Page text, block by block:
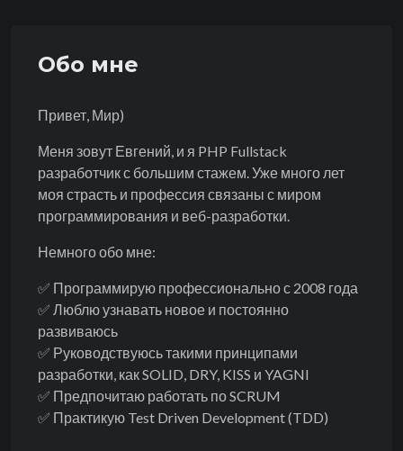
Обо мне
Привет, Мир)
Меня зовут Евгений, и я PHP Fullstack
разработчик с большим стажем. Уже много лет
моя страсть и профессия связаны с миром
программирования и веб-разработки.
Немного обо мне:
✅ Программирую профессионально с 2008 года
✅ Люблю узнавать новое и постоянно
развиваюсь
✅ Руководствуюсь такими принципами
разработки, как SOLID, DRY, KISS и YAGNI
✅ Предпочитаю работать по SCRUM
✅ Практикую Test Driven Development (TDD)